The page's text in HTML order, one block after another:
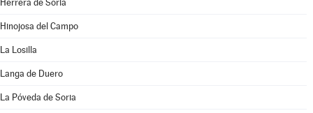
Herrera de Soria
Hinojosa del Campo
La Losilla
Langa de Duero
La Póveda de Soria